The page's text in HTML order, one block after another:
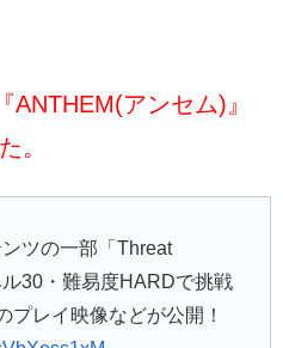
『ANTHEM(アンセム)』
。
ツの一部「Threat
30・難易度HARDで挑戦
プレイ映像などが公開！